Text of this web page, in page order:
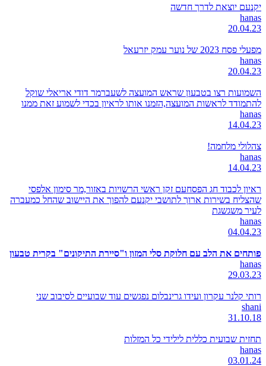
יקנעם יוצאת לדרך חדשה
hanas
20.04.23
מפעלי פסח 2023 של נוער עמק יזרעאל
hanas
20.04.23
השמועות רצו בטבעון שראש המועצה לשעברמר דודי אריאלי שוקל
להתמודד לראשות המועצה,הזמנו אותו לראיון בכדי לשמוע זאת ממנו
hanas
14.04.23
צהלולי מלחמה!
hanas
14.04.23
ראיון לכבוד חג הפסחעם זקן ראשי הרשויות באזור,מר סימון אלפסי
שהצליח בשירות ארוך לתושבי יקנעם להפוך את היישוב שהחל כמעברה
לעיר משגשגת
hanas
04.04.23
פותחים את הלב עם חלוקת סלי המזון ו"סיירת התיקונים" בקרית טבעון
hanas
29.03.23
רותי קלנר עקרון ועידו גרינבלום נפגשים עוד שבועיים לסיבוב שני
shani
31.10.18
תחזית שבועית כללית לילידי כל המזלות
hanas
03.01.24